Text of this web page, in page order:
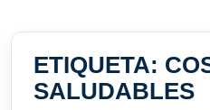
ETIQUETA:
SALUDABLES